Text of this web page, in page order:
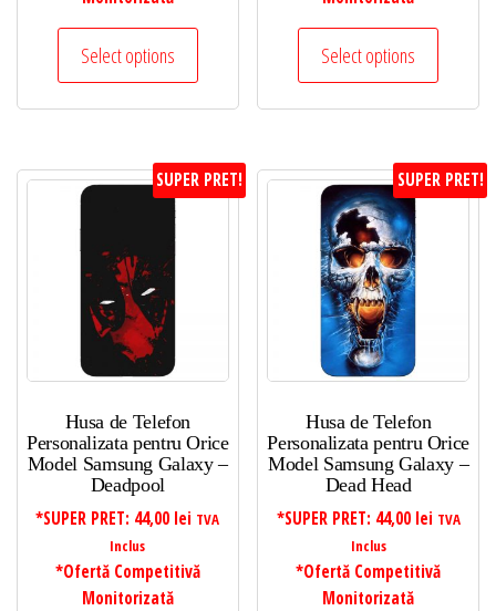
Select options Select options
SUPER PRET!
Husa de Telefon
Personalizata pentru Orice
Model Samsung Galaxy –
Deadpool
*SUPER PRET: 44,00 lei TVA
Inclus
*Ofertă Competitivă
Monitorizată
SUPER PRET!
Husa de Telefon
Personalizata pentru Orice
Model Samsung Galaxy –
Dead Head
*SUPER PRET: 44,00 lei TVA
Inclus
*Ofertă Competitivă
Monitorizată